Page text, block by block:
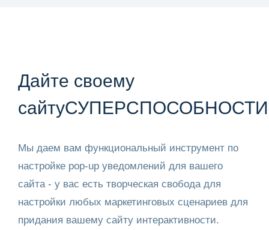
Дайте своему
сайту
Мы даем вам функциональный инструмент по
настройке pop-up уведомлений для вашего
сайта - у вас есть творческая свобода для
настройки любых маркетинговых сценариев для
придания вашему сайту интерактивности.